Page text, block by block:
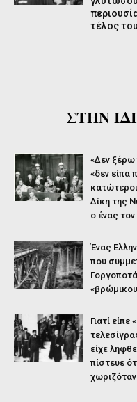
τέλος
ΣΤΗΝ
«Δεν ξέρω
«δεν είπα
Δίκη της
ο ένας
Ένας
που
Γιατί
είχε
πίστευε